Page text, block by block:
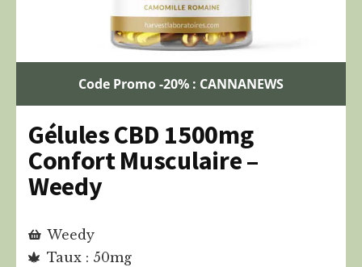
Code Promo -20% : CANNANEWS
Gélules CBD 1500mg
Confort Musculaire –
Weedy
Weedy
Taux : 50mg